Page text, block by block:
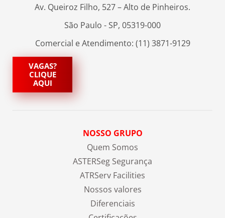
Av. Queiroz Filho, 527 – Alto de Pinheiros.
São Paulo - SP, 05319-000
Comercial e Atendimento: (11) 3871-9129
VAGAS?
CLIQUE
AQUI
NOSSO GRUPO
Quem Somos
ASTERSeg Segurança
ATRServ Facilities
Nossos valores
Diferenciais